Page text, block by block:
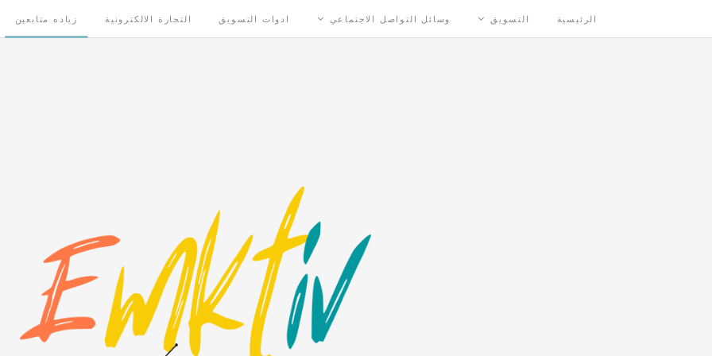
الرئيسية التسويق وسائل التواصل الاجتماعي ادوات التسويق التجارة الالكترونية زياده متابعين